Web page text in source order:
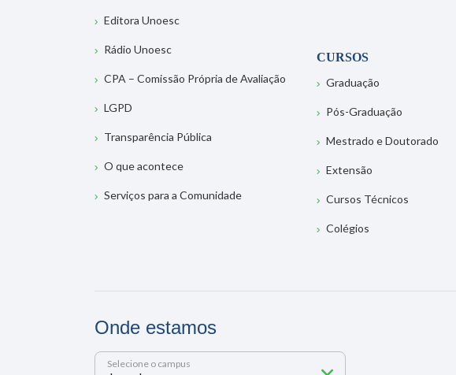
Editora Unoesc
Rádio Unoesc
CPA – Comissão Própria de Avaliação
LGPD
Transparência Pública
O que acontece
Serviços para a Comunidade
CURSOS
Graduação
Pós-Graduação
Mestrado e Doutorado
Extensão
Cursos Técnicos
Colégios
Onde estamos
Selecione o campus